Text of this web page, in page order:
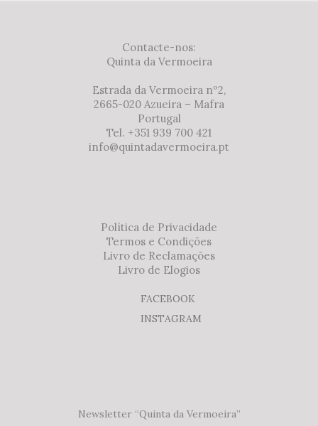
Contacte-nos:
Quinta da Vermoeira
Estrada da Vermoeira nº2,
2665-020 Azueira – Mafra
Portugal
Tel. +351 939 700 421
info@quintadavermoeira.pt
Política de Privacidade
Termos e Condições
Livro de Reclamações
Livro de Elogios
FACEBOOK
INSTAGRAM
Newsletter “Quinta da Vermoeira”